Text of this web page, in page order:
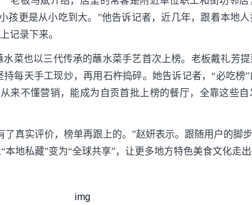
孩更是从小吃到大。”他告诉记者，近几年，跟着本地
记录下来。
菜也以三代传承的蘸水菜手艺首次上榜。老板戴礼芳
每天手工现炒，再用石杵捣碎。她告诉记者，“必吃榜
来不懂营销，能成为自贡首批上榜的餐厅，全靠这些
真实评价，榜单再跟上的。”赵妍表示。跟随用户的脚
地私藏”变为“全球共享”，让更多地方特色美食文化走